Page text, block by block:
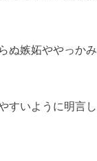
ぬ嫉妬ややっか
すいように明言し